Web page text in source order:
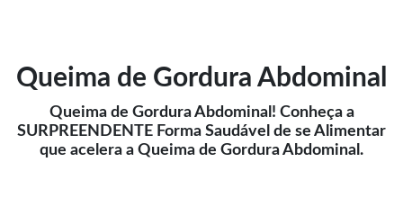
Queima de Gordura Abdominal
Queima de Gordura Abdominal! Conheça a
SURPREENDENTE Forma Saudável de se Alimentar
que acelera a Queima de Gordura Abdominal.